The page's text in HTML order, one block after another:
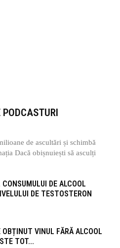
de ascultări și schimbă
Dacă obișnuiești să asculți
DE ALCOOL
DE TESTOSTERON
OBȚINUT VINUL FĂRĂ ALCOOL
TOT...